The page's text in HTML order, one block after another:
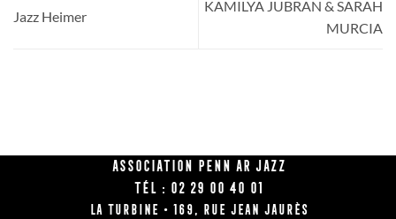
Jazz Heimer
KAMILYA JUBRAN & SARAH
MURCIA
Association Penn Ar Jazz
Tél : 02 29 00 40 01
La Turbine • 169, rue Jean Jaurès